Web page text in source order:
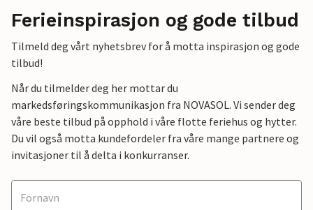
Ferieinspirasjon og gode tilbud
Tilmeld deg vårt nyhetsbrev for å motta inspirasjon og gode
tilbud!
Når du tilmelder deg her mottar du
markedsføringskommunikasjon fra NOVASOL. Vi sender deg
våre beste tilbud på opphold i våre flotte feriehus og hytter.
Du vil også motta kundefordeler fra våre mange partnere og
invitasjoner til å delta i konkurranser.